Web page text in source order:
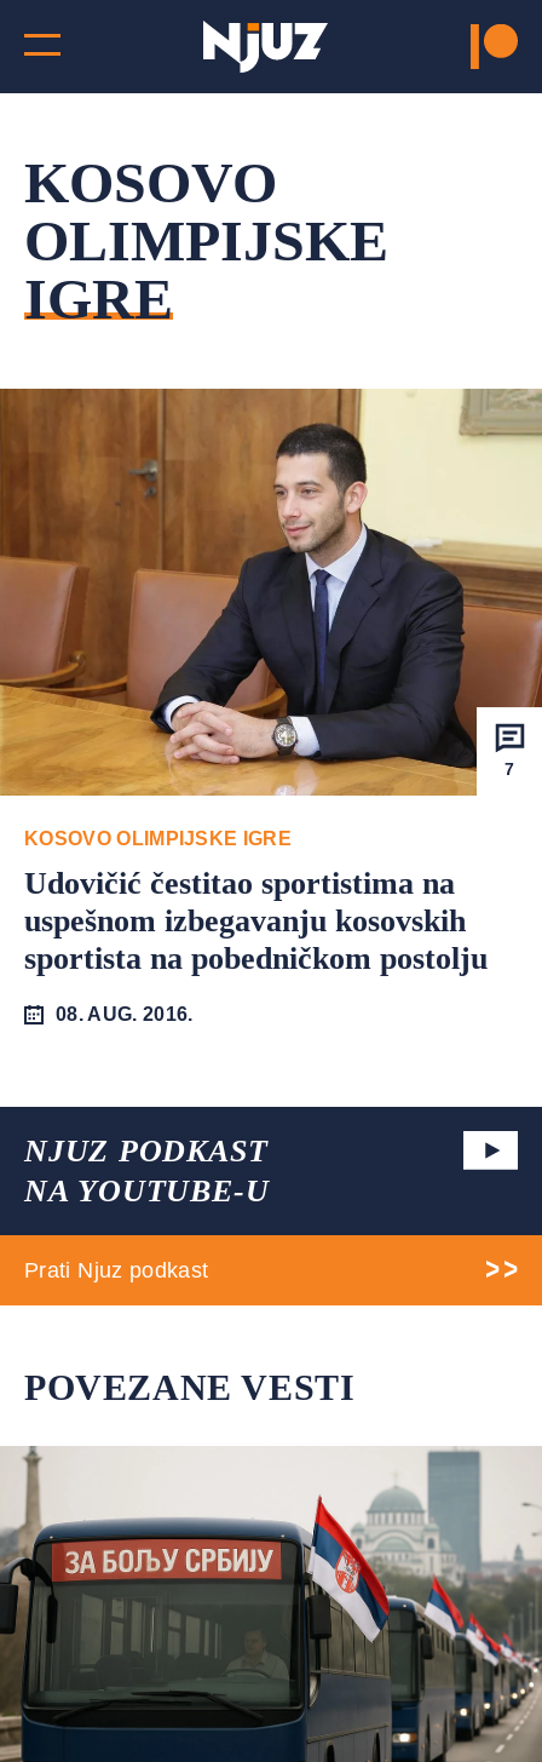
KOSOVO
OLIMPIJSKE
IGRE
7
KOSOVO OLIMPIJSKE IGRE
Udovičić čestitao sportistima na
uspešnom izbegavanju kosovskih
sportista na pobedničkom postolju
08. AUG. 2016.
NJUZ PODKAST
NA YOUTUBE-U
Prati Njuz podkast
POVEZANE VESTI